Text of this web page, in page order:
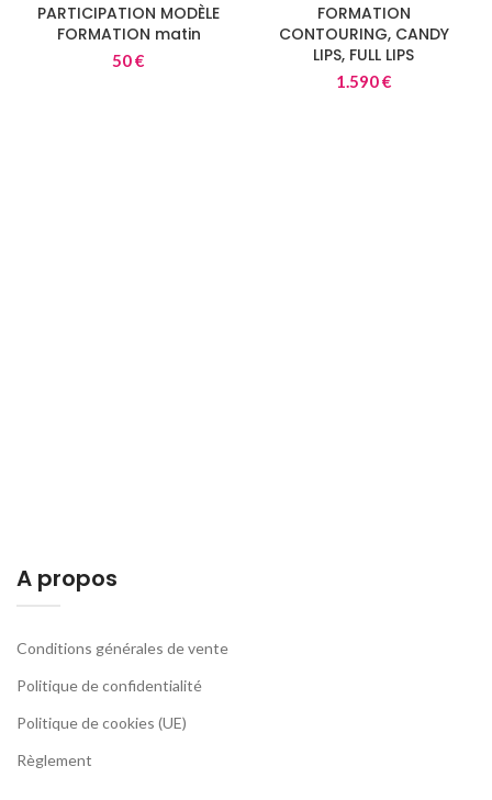
PARTICIPATION MODÈLE
FORMATION matin
50€
FORMATION
CONTOURING, CANDY
LIPS, FULL LIPS
1.590€
A propos
Conditions générales de vente
Politique de confidentialité
Politique de cookies (UE)
Règlement